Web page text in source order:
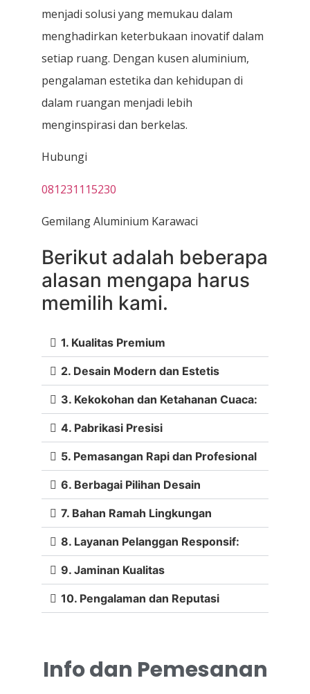
menjadi solusi yang memukau dalam
menghadirkan keterbukaan inovatif dalam
setiap ruang. Dengan kusen aluminium,
pengalaman estetika dan kehidupan di
dalam ruangan menjadi lebih
menginspirasi dan berkelas.
Hubungi
081231115230
Gemilang Aluminium Karawaci
Berikut adalah beberapa
alasan mengapa harus
memilih kami.
1. Kualitas Premium
2. Desain Modern dan Estetis
3. Kekokohan dan Ketahanan Cuaca:
4. Pabrikasi Presisi
5. Pemasangan Rapi dan Profesional
6. Berbagai Pilihan Desain
7. Bahan Ramah Lingkungan
8. Layanan Pelanggan Responsif:
9. Jaminan Kualitas
10. Pengalaman dan Reputasi
Info dan Pemesanan